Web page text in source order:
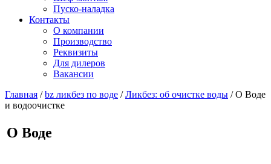
Пуско-наладка
Контакты
О компании
Производство
Реквизиты
Для дилеров
Вакансии
Главная /bz ликбез по воде /Ликбез: об очистке воды /О Воде
и водоочистке
О Воде